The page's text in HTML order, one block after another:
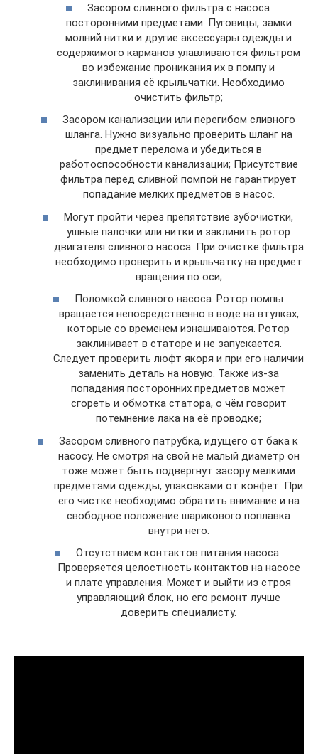
Засором сливного фильтра с насоса
посторонними предметами. Пуговицы, замки
молний нитки и другие аксессуары одежды и
содержимого карманов улавливаются фильтром
во избежание проникания их в помпу и
заклинивания её крыльчатки. Необходимо
очистить фильтр;
Засором канализации или перегибом сливного
шланга. Нужно визуально проверить шланг на
предмет перелома и убедиться в
работоспособности канализации; Присутствие
фильтра перед сливной помпой не гарантирует
попадание мелких предметов в насос.
Могут пройти через препятствие зубочистки,
ушные палочки или нитки и заклинить ротор
двигателя сливного насоса. При очистке фильтра
необходимо проверить и крыльчатку на предмет
вращения по оси;
Поломкой сливного насоса. Ротор помпы
вращается непосредственно в воде на втулках,
которые со временем изнашиваются. Ротор
заклинивает в статоре и не запускается.
Следует проверить люфт якоря и при его наличии
заменить деталь на новую. Также из-за
попадания посторонних предметов может
сгореть и обмотка статора, о чём говорит
потемнение лака на её проводке;
Засором сливного патрубка, идущего от бака к
насосу. Не смотря на свой не малый диаметр он
тоже может быть подвергнут засору мелкими
предметами одежды, упаковками от конфет. При
его чистке необходимо обратить внимание и на
свободное положение шарикового поплавка
внутри него.
Отсутствием контактов питания насоса.
Проверяется целостность контактов на насосе
и плате управления. Может и выйти из строя
управляющий блок, но его ремонт лучше
доверить специалисту.